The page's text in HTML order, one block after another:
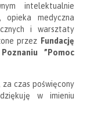
intelektualnie
opieka medyczna
i warsztaty
przez Fundację
”Pomoc
czas poświęcony
w imieniu